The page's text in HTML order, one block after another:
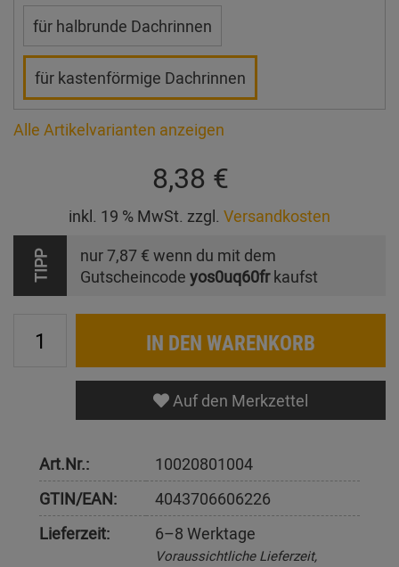
für halbrunde Dachrinnen
für kastenförmige Dachrinnen
Alle Artikelvarianten anzeigen
8,38 €
inkl. 19 % MwSt. zzgl. Versandkosten
TIPP nur7,87 € wenn du mit dem
Gutscheincode yos0uq60frkaufst
IN DEN WARENKORB
Auf den Merkzettel
Art.Nr.:
10020801004
GTIN/EAN:
4043706606226
Lieferzeit:
6–8 Werktage
Voraussichtliche Lieferzeit,